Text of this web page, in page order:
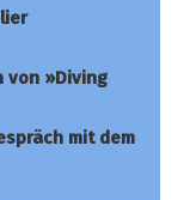
von »Diving
mit dem